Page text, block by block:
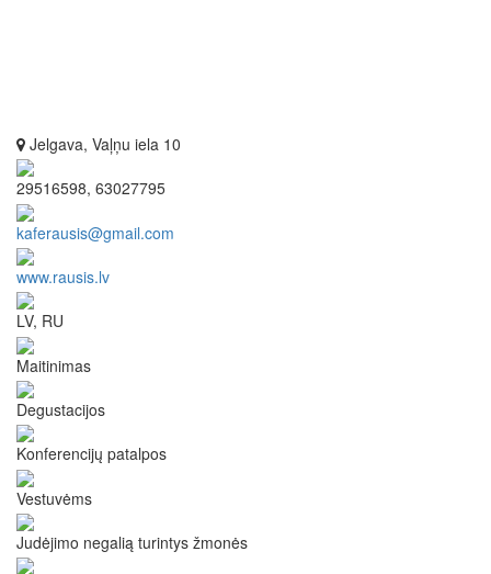
Jelgava, Vaļņu iela 10
29516598, 63027795
kaferausis@gmail.com
www.rausis.lv
LV, RU
Maitinimas
Degustacijos
Konferencijų patalpos
Vestuvėms
Judėjimo negalią turintys žmonės